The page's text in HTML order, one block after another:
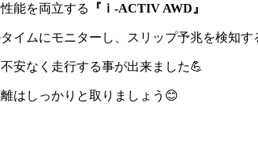
能を両立する 『ｉ-ACTIV AWD』
イムにモニターし、スリップ予兆を検知
安なく走行する事が出来ました💪
はしっかりと取りましょう😊